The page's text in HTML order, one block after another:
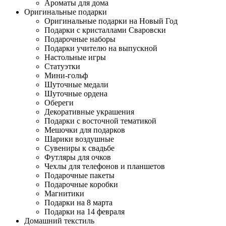
Ароматы для дома
Оригинальные подарки
Оригинальные подарки на Новый Год
Подарки с кристаллами Сваровски
Подарочные наборы
Подарки учителю на выпускной
Настольные игры
Статуэтки
Мини-гольф
Шуточные медали
Шуточные ордена
Обереги
Декоративные украшения
Подарки с восточной тематикой
Мешочки для подарков
Шарики воздушные
Сувениры к свадьбе
Футляры для очков
Чехлы для телефонов и планшетов
Подарочные пакеты
Подарочные коробки
Магнитики
Подарки на 8 марта
Подарки на 14 февраля
Домашний текстиль